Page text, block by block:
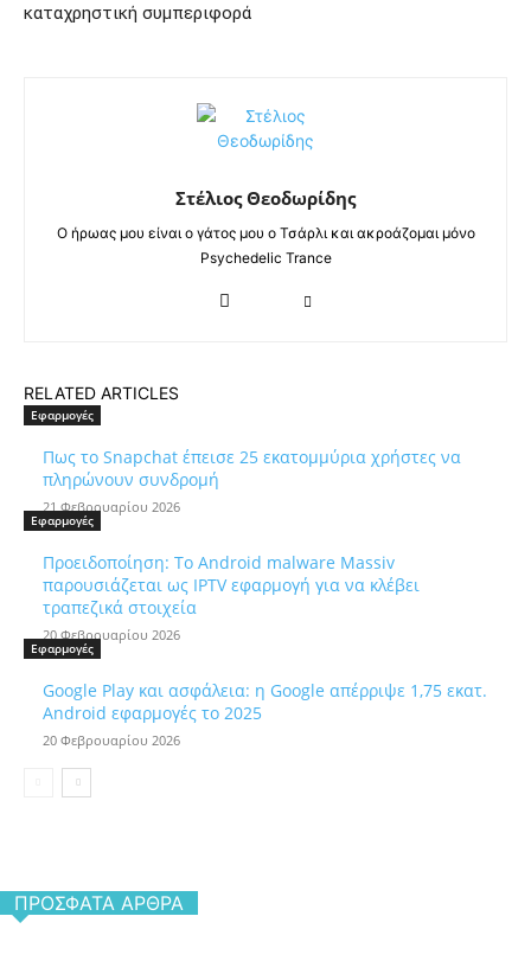
καταχρηστική συμπεριφορά
Στέλιος Θεοδωρίδης
Ο ήρωας μου είναι ο γάτος μου ο Τσάρλι και ακροάζομαι μόνο
Psychedelic Trance
RELATED ARTICLES
Εφαρμογές
Πως το Snapchat έπεισε 25 εκατομμύρια χρήστες να
πληρώνουν συνδρομή
21 Φεβρουαρίου 2026
Εφαρμογές
Προειδοποίηση: Το Android malware Massiv
παρουσιάζεται ως IPTV εφαρμογή για να κλέβει
τραπεζικά στοιχεία
20 Φεβρουαρίου 2026
Εφαρμογές
Google Play και ασφάλεια: η Google απέρριψε 1,75 εκατ.
Android εφαρμογές το 2025
20 Φεβρουαρίου 2026
ΠΡΌΣΦΑΤΑ ΆΡΘΡΑ